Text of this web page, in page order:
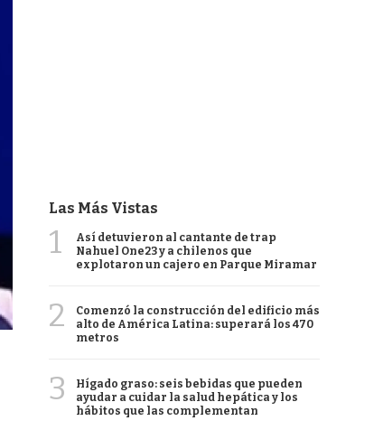
Las Más Vistas
1
Así detuvieron al cantante de trap
Nahuel One23 y a chilenos que
explotaron un cajero en Parque Miramar
2
Comenzó la construcción del edificio más
alto de América Latina: superará los 470
metros
3
Hígado graso: seis bebidas que pueden
ayudar a cuidar la salud hepática y los
hábitos que las complementan